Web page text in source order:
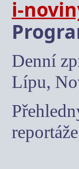
i-
Denní
Lípu,